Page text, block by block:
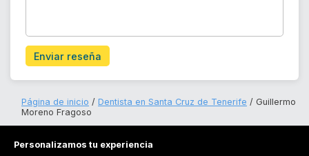
Enviar reseña
Página de inicio Dentista en Santa Cruz de Tenerife
Guillermo
Moreno Fragoso
Personalizamos tu experiencia